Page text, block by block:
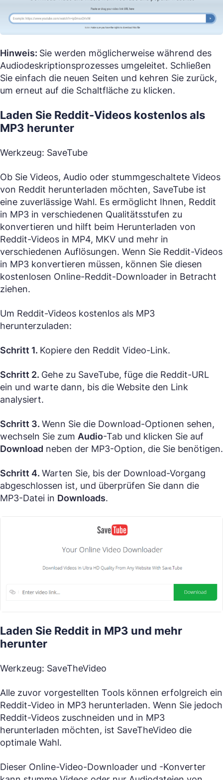
Hinweis: Sie werden möglicherweise während des
Audiodeskriptionsprozesses umgeleitet. Schließen
Sie einfach die neuen Seiten und kehren Sie zurück,
um erneut auf die Schaltfläche zu klicken.
Laden Sie Reddit-Videos kostenlos als
MP3 herunter
Werkzeug: SaveTube
Ob Sie Videos, Audio oder stummgeschaltete Videos
von Reddit herunterladen möchten, SaveTube ist
eine zuverlässige Wahl. Es ermöglicht Ihnen, Reddit
in MP3 in verschiedenen Qualitätsstufen zu
konvertieren und hilft beim Herunterladen von
Reddit-Videos in MP4, MKV und mehr in
verschiedenen Auflösungen. Wenn Sie Reddit-Videos
in MP3 konvertieren müssen, können Sie diesen
kostenlosen Online-Reddit-Downloader in Betracht
ziehen.
Um Reddit-Videos kostenlos als MP3
herunterzuladen:
Schritt 1. Kopiere den Reddit Video-Link.
Schritt 2. Gehe zu SaveTube, füge die Reddit-URL
ein und warte dann, bis die Website den Link
analysiert.
Schritt 3. Wenn Sie die Download-Optionen sehen,
wechseln Sie zum Audio-Tab und klicken Sie auf
Download neben der MP3-Option, die Sie benötigen.
Schritt 4. Warten Sie, bis der Download-Vorgang
abgeschlossen ist, und überprüfen Sie dann die
MP3-Datei in Downloads.
Laden Sie Reddit in MP3 und mehr
herunter
Werkzeug: SaveTheVideo
Alle zuvor vorgestellten Tools können erfolgreich ein
Reddit-Video in MP3 herunterladen. Wenn Sie jedoch
Reddit-Videos zuschneiden und in MP3
herunterladen möchten, ist SaveTheVideo die
optimale Wahl.
Dieser Online-Video-Downloader und -Konverter